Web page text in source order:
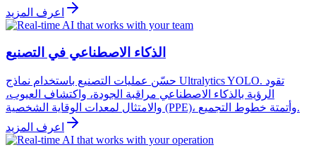
اعرف المزيد
الذكاء الاصطناعي في التصنيع
حسّن عمليات التصنيع باستخدام نماذج Ultralytics YOLO. تقود
الرؤية بالذكاء الاصطناعي مراقبة الجودة، واكتشاف العيوب،
والامتثال لمعدات الوقاية الشخصية (PPE)، وأتمتة خطوط التجميع.
اعرف المزيد